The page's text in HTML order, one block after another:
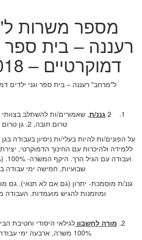
מספר משרות
רעננה – בית ספר
דמוקרטיים – 25.4.2018
ל"מרחב" רעננה – בית ספר וגני ילדים
2 גננ/ת
טרום חובה, 2. גן טרום וחובה).
על הפונים/ות להיות בעלי/ות ניסיון בעבודה
ללמידה ולהיכרות עם החינוך הדמוקרטי,
שבועיות, חמישה ימי עבודה
גננ/ת מוסמכת- יתרון (גם אם לא תנאי). גם
ומוזמנות להגיש מועמדות. העבודה
מורה לחשבון
100% משרה, ארבעה ימי עבודה בשבוע לפחות.